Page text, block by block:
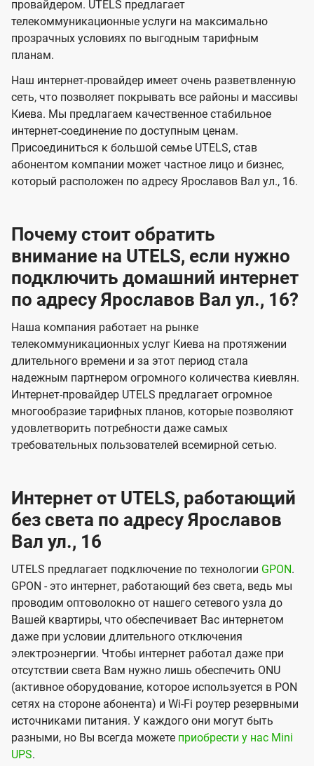
s
и
д
е
н
и
я
д
е
и
я
провайдером. UTELS предлагает
телекоммуникационные услуги на максимально
прозрачных условиях по выгодным тарифным
планам.
Наш интернет-провайдер имеет очень разветвленную
сеть, что позволяет покрывать все районы и массивы
Киева. Мы предлагаем качественное стабильное
интернет-соединение по доступным ценам.
Присоединиться к большой семье UTELS, став
абонентом компании может частное лицо и бизнес,
который расположен по адресу Ярославов Вал ул., 16.
Почему стоит обратить
внимание на UTELS, если нужно
подключить домашний интернет
по адресу Ярославов Вал ул., 16?
Наша компания работает на рынке
телекоммуникационных услуг Киева на протяжении
длительного времени и за этот период стала
надежным партнером огромного количества киевлян.
Интернет-провайдер UTELS предлагает огромное
многообразие тарифных планов, которые позволяют
удовлетворить потребности даже самых
требовательных пользователей всемирной сетью.
Интернет от UTELS, работающий
без света по адресу Ярославов
Вал ул., 16
UTELS предлагает подключение по технологии GPON.
GPON - это интернет, работающий без света, ведь мы
проводим оптоволокно от нашего сетевого узла до
Вашей квартиры, что обеспечивает Вас интернетом
даже при условии длительного отключения
электроэнергии. Чтобы интернет работал даже при
отсутствии света Вам нужно лишь обеспечить ONU
(активное оборудование, которое используется в PON
сетях на стороне абонента) и Wi-Fi роутер резервными
источниками питания. У каждого они могут быть
разными, но Вы всегда можете приобрести у нас Mini
UPS.